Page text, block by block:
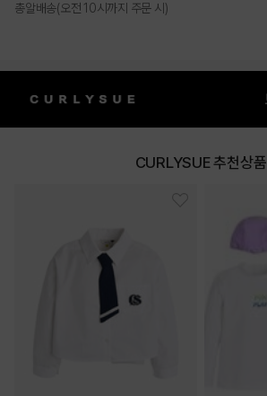
총알배송(오전 10시까지 주문 시)
CURLYSUE 추천상품